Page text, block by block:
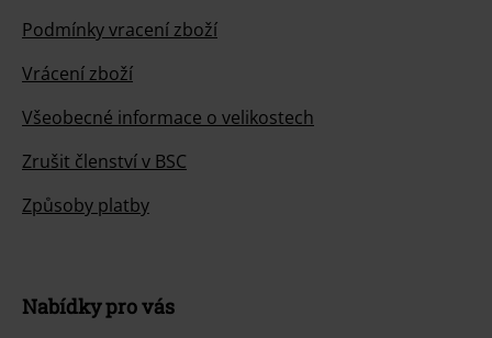
Podmínky vracení zboží
Vrácení zboží
Všeobecné informace o velikostech
Zrušit členství v BSC
Způsoby platby
Nabídky pro vás